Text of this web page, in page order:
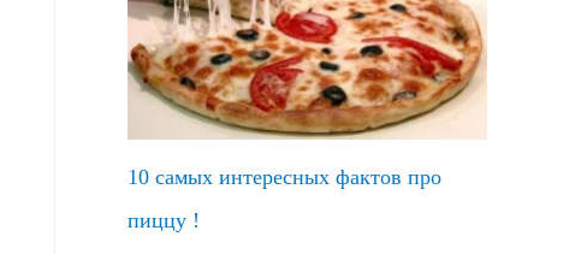
10 самых интересных фактов про
пиццу !